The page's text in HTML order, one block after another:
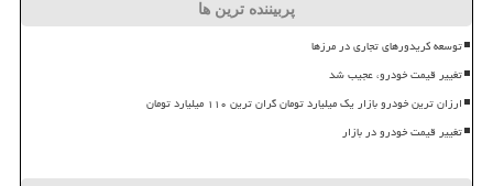
پربیننده ترین ها
توسعه کریدورهای تجاری در مرزها
تغییر قیمت خودرو، عجیب شد
ارزان ترین خودرو بازار یک میلیارد تومان گران ترین ۱۱۰ میلیارد تومان
تغییر قیمت خودرو در بازار